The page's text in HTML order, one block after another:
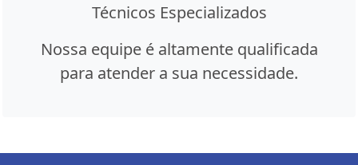
Técnicos Especializados
Nossa equipe é altamente qualificada
para atender a sua necessidade.